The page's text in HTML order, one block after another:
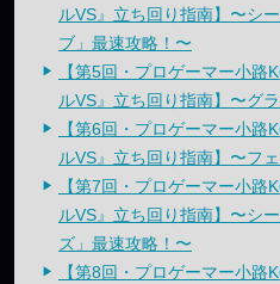
ルVS』立ち回り指南】〜シ
ブ」最速攻略！〜
【第5回・プロゲーマー小
ルVS』立ち回り指南】〜グ
【第6回・プロゲーマー小
ルVS』立ち回り指南】〜フ
【第7回・プロゲーマー小
ルVS』立ち回り指南】〜シ
ズ」最速攻略！〜
【第8回・プロゲーマー小